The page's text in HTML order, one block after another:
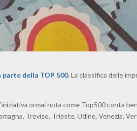
parte della TOP 500. La classifica delle
ormai nota come Top500 conta
Treviso, Trieste, Udine, Venezia,